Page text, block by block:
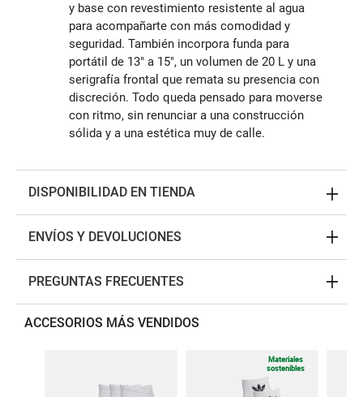
y base con revestimiento resistente al agua
para acompañarte con más comodidad y
seguridad. También incorpora funda para
portátil de 13" a 15", un volumen de 20 L y una
serigrafía frontal que remata su presencia con
discreción. Todo queda pensado para moverse
con ritmo, sin renunciar a una construcción
sólida y a una estética muy de calle.
DISPONIBILIDAD EN TIENDA
ENVÍOS Y DEVOLUCIONES
PREGUNTAS FRECUENTES
ACCESORIOS MÁS VENDIDOS
Materiales
sostenibles